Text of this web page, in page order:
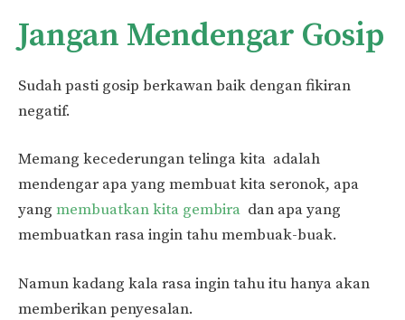
Jangan Mendengar Gosip
Sudah pasti gosip berkawan baik dengan fikiran
negatif.
Memang kecederungan telinga kita adalah
mendengar apa yang membuat kita seronok, apa
yang membuatkan kita gembira dan apa yang
membuatkan rasa ingin tahu membuak-buak.
Namun kadang kala rasa ingin tahu itu hanya akan
memberikan penyesalan.